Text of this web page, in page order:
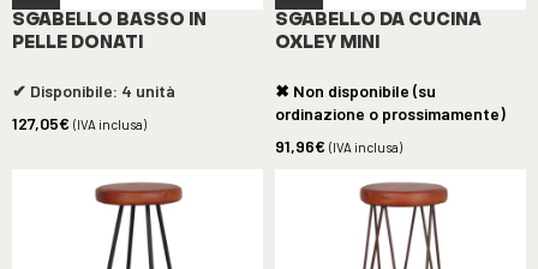
SGABELLO BASSO IN
PELLE DONATI
✔ Disponibile: 4 unità
127,05€ (IVA inclusa)
SGABELLO DA CUCINA
OXLEY MINI
✖ Non disponibile (su
ordinazione o prossimamente)
91,96€ (IVA inclusa)